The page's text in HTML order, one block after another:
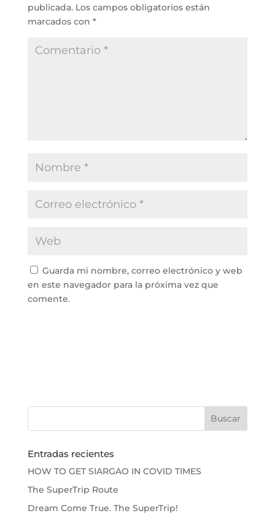
publicada. Los campos obligatorios están
marcados con *
Guarda mi nombre, correo electrónico y web
en este navegador para la próxima vez que
comente.
Entradas recientes
HOW TO GET SIARGAO IN COVID TIMES
The SuperTrip Route
Dream Come True. The SuperTrip!